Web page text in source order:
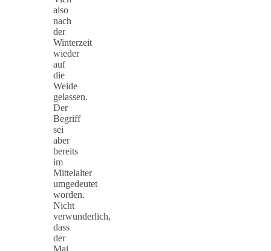
also
nach
der
Winterzeit
wieder
auf
die
Weide
gelassen.
Der
Begriff
sei
aber
bereits
im
Mittelalter
umgedeutet
worden.
Nicht
verwunderlich,
dass
der
Mai